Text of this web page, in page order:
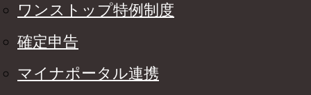
ワンストップ特例制度
確定申告
マイナポータル連携